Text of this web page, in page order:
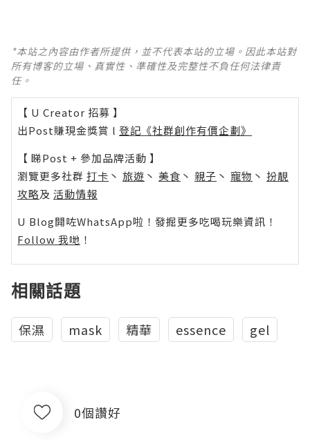
*本站之內容由作者所提供，並不代表本站的立場。因此本站對
所有博客的立場、真實性、準確性及完整性不負任何法律責
任。
【 U Creator 招募 】
出Post賺現金獎賞 l 登記《社群創作有價企劃》
【 睇Post + 參加品牌活動 】
瀏覽更多社群 打卡 丶 旅遊 丶 美食 丶 親子 丶 寵物 丶 扮靚
攻略及 活動情報
U Blog開咗WhatsApp啦！發掘更多吃喝玩樂資訊！
Follow 我哋 ！
相關話題
保濕 mask 精華 essence gel
0個讚好